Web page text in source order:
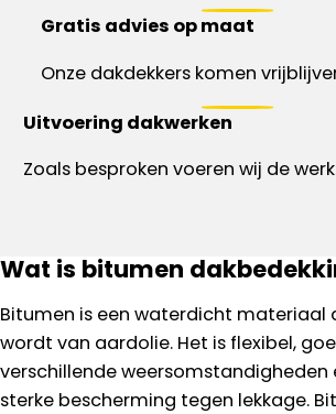
Gratis advies op maat
Onze dakdekkers komen
Uitvoering dakwerken
Zoals besproken voeren wij de
Wat is bitumen
Bitumen is een waterdicht materiaal
wordt van aardolie. Het is flexibel,
verschillende weersomstandigheden
sterke bescherming tegen lekkage.